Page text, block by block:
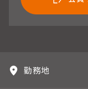
勤務地